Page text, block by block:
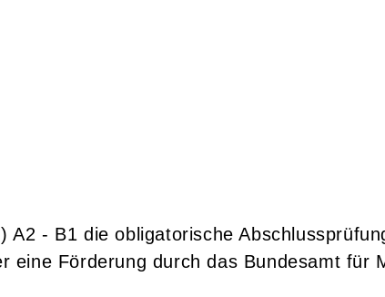
- B1 die obligatorische
Förderung durch das Bundesamt für